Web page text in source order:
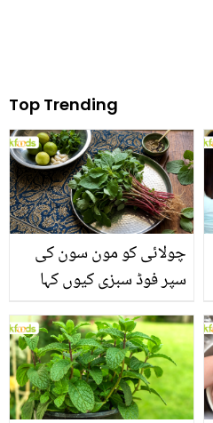
Top Trending
چولائی کو مون سون کی
سپر فوڈ سبزی کیوں کہا
جاتا ہے؟ جانیں وٹامنز،
منرلز اور اینٹی آکسیڈنٹس
سے بھرپور اس سبزی کے
فائدے